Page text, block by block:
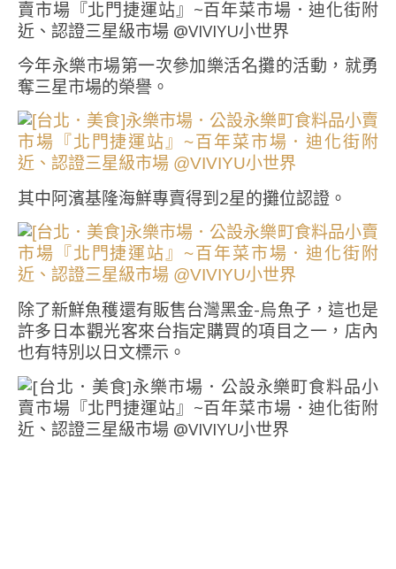
今年永樂市場第一次參加樂活名攤的活動，就勇
奪三星市場的榮譽。
其中阿濱基隆海鮮專賣得到2星的攤位認證。
除了新鮮魚穫還有販售台灣黑金-烏魚子，這也是
許多日本觀光客來台指定購買的項目之一，店內
也有特別以日文標示。